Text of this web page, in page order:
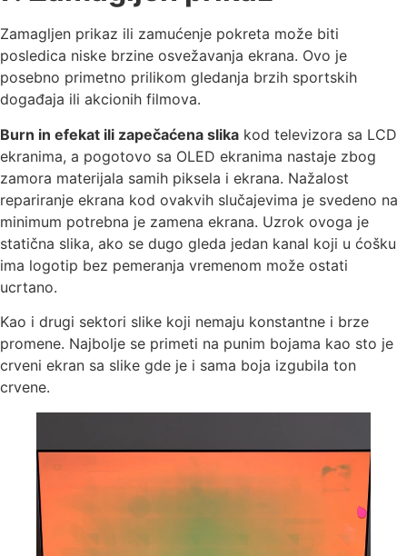
Zamagljen prikaz ili zamućenje pokreta može biti
posledica niske brzine osvežavanja ekrana. Ovo je
posebno primetno prilikom gledanja brzih sportskih
događaja ili akcionih filmova.
Burn in efekat ili zapečaćena slika kod televizora sa LCD
ekranima, a pogotovo sa OLED ekranima nastaje zbog
zamora materijala samih piksela i ekrana. Nažalost
repariranje ekrana kod ovakvih slučajevima je svedeno na
minimum potrebna je zamena ekrana. Uzrok ovoga je
statična slika, ako se dugo gleda jedan kanal koji u ćošku
ima logotip bez pemeranja vremenom može ostati
ucrtano.
Kao i drugi sektori slike koji nemaju konstantne i brze
promene. Najbolje se primeti na punim bojama kao sto je
crveni ekran sa slike gde je i sama boja izgubila ton
crvene.